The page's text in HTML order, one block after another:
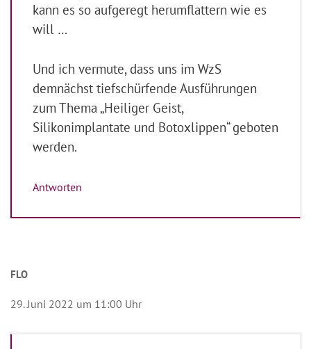
kann es so aufgeregt herumflattern wie es
will …
Und ich vermute, dass uns im WzS
demnächst tiefschürfende Ausführungen
zum Thema „Heiliger Geist,
Silikonimplantate und Botoxlippen“ geboten
werden.
Antworten
FLO
29. Juni 2022 um 11:00 Uhr